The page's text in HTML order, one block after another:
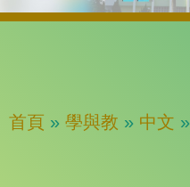
首頁 » 學與教 » 中文 »